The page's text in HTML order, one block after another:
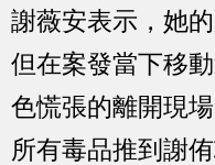
謝薇安表示，她
但在案發當下移
色慌張的離開現
所有毒品推到謝